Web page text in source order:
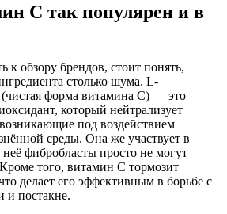
С так популярен и в
к обзору брендов, стоит понять,
столько шума. L-
(чистая форма витамина С) — это
который нейтрализует
под воздействием
среды. Она же участвует в
неё фибробласты просто не могут
того, витамин С тормозит
делает его эффективным в борьбе с
и постакне.